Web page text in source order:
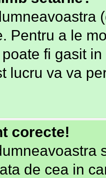
Pentru a le
fi gasit
lucru va va
corecte!
de cea in